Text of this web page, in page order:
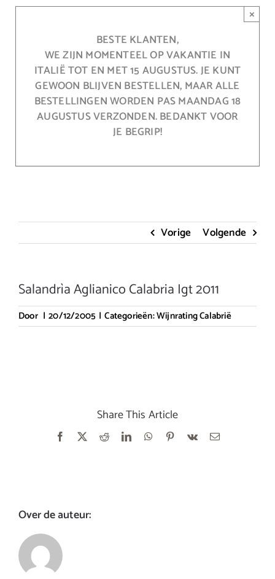
BESTE KLANTEN,
WE ZIJN MOMENTEEL OP VAKANTIE IN
ITALIË TOT EN MET 15 AUGUSTUS. JE KUNT
GEWOON BLIJVEN BESTELLEN, MAAR ALLE
BESTELLINGEN WORDEN PAS MAANDAG 18
AUGUSTUS VERZONDEN. BEDANKT VOOR
JE BEGRIP!
×
Vorige Volgende
Salandrìa Aglianico Calabria Igt 2011
Door | 20/12/2005 | Categorieën:Wijnrating Calabrië
Share This Article
Facebook RedditLinkedInWhatsApp
Pinterest
Vk
E-
Over de auteur: